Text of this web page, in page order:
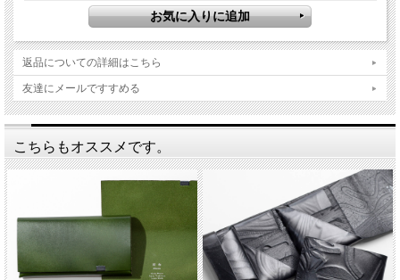
り財布。
結婚式などでお祝いを包む１枚の布「袱紗（ふくさ）」がモチー
フとなった所作のショートウォレット2.0。和紙の落ち着いた黒
と、目を惹く赤で日本の美を表現したシリーズです。
返品についての詳細はこちら
友達にメールですすめる
こちらもオススメです。